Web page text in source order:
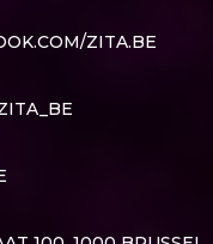
ZITA.BE